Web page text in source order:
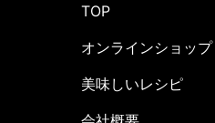
TOP
オンラインショップ
美味しいレシピ